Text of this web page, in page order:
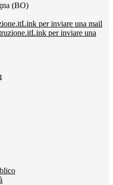
(BO)
Link per inviare una mail
Link per inviare una